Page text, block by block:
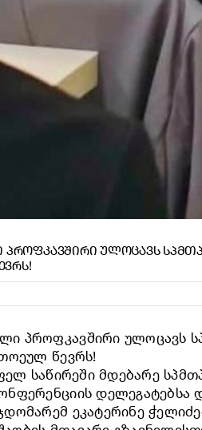
ᲣᲚᲝᲪᲐᲕᲡ
პროფკავშირი ულოცავს
წევრს!
საწირეში მდებარე
დელეგატებსა
ეკატერინე